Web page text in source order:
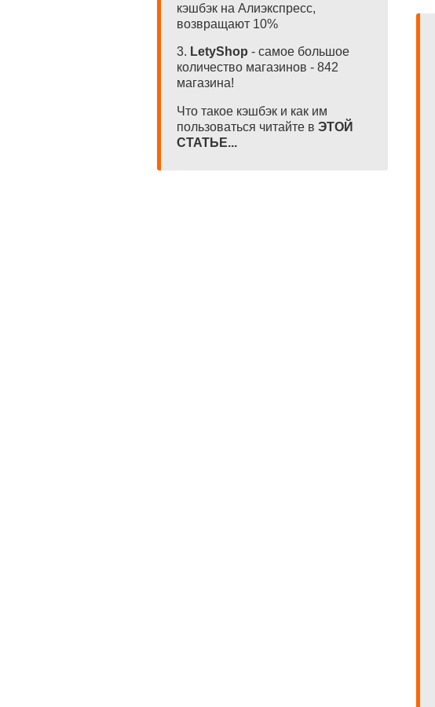
кэшбэк на Алиэкспресс,
возвращают 10%
3. LetyShop - самое большое
количество магазинов - 842
магазина!
Что такое кэшбэк и как им
пользоваться читайте в ЭТОЙ
СТАТЬЕ...